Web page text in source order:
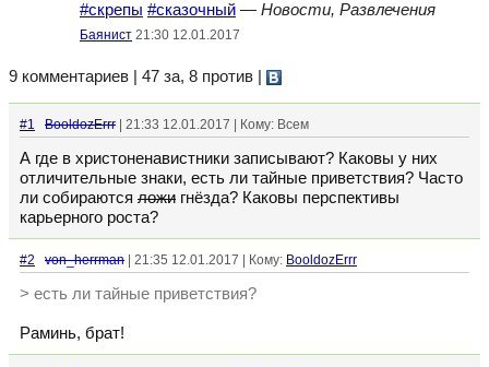
#скрепы #сказочный — Новости, Развлечения
Баянист 21:30 12.01.2017
9 комментариев | 47 за, 8 против
#1 BooldozErrr | 21:33 12.01.2017 | Кому: Всем
А где в христоненавистники записывают? Каковы у них
отличительные знаки, есть ли тайные приветствия? Часто
ли собираются ложи гнёзда? Каковы перспективы
карьерного роста?
#2 von_herrman | 21:35 12.01.2017 | Кому: BooldozErrr
> есть ли тайные приветствия?
Раминь, брат!